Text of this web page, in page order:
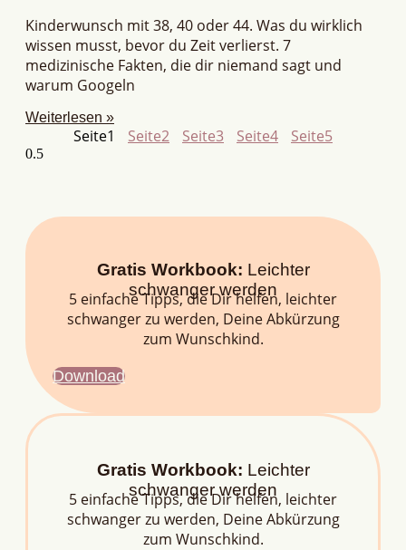
Kinderwunsch mit 38, 40 oder 44. Was du wirklich
wissen musst, bevor du Zeit verlierst. 7
medizinische Fakten, die dir niemand sagt und
warum Googeln
Weiterlesen »
Seite1 Seite2 Seite3 Seite4 Seite5
Gratis Workbook: Leichter
schwanger werden
5 einfache Tipps, die Dir helfen, leichter
schwanger zu werden, Deine Abkürzung
zum Wunschkind.
Download
Gratis Workbook: Leichter
schwanger werden
5 einfache Tipps, die Dir helfen, leichter
schwanger zu werden, Deine Abkürzung
zum Wunschkind.